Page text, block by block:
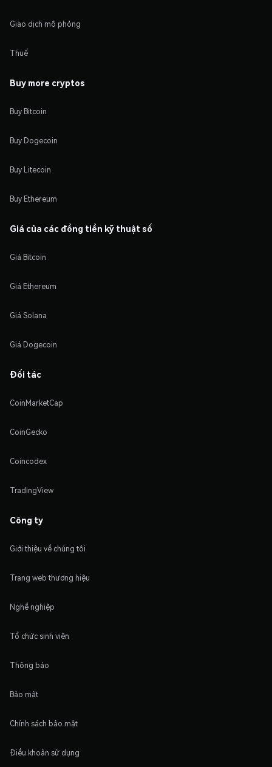
Giao dịch mô phỏng
Thuế
Buy more cryptos
Buy Bitcoin
Buy Dogecoin
Buy Litecoin
Buy Ethereum
Giá của các đồng tiền kỹ thuật số
Giá Bitcoin
Giá Ethereum
Giá Solana
Giá Dogecoin
Đối tác
CoinMarketCap
CoinGecko
Coincodex
TradingView
Công ty
Giới thiệu về chúng tôi
Trang web thương hiệu
Nghề nghiệp
Tổ chức sinh viên
Thông báo
Bảo mật
Chính sách bảo mật
Điều khoản sử dụng